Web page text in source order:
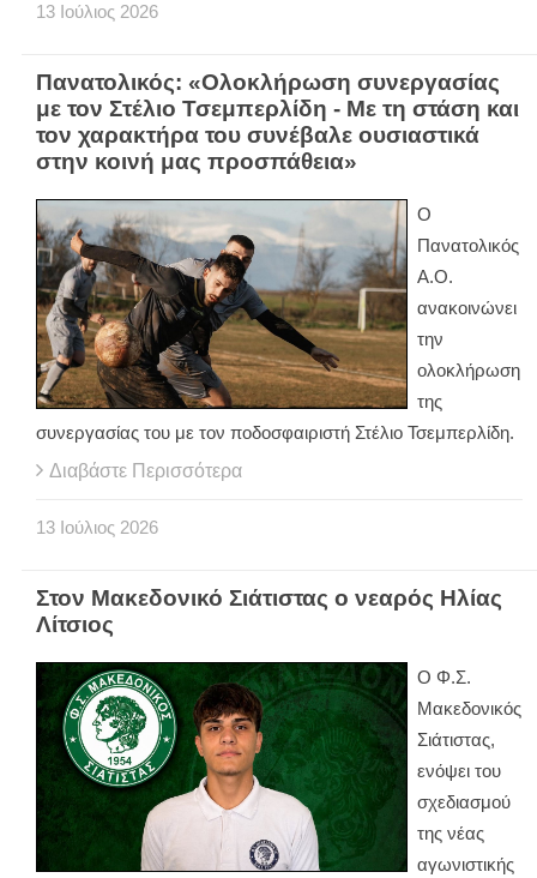
13 Ιούλιος 2026
Πανατολικός: «Ολοκλήρωση συνεργασίας
με τον Στέλιο Τσεμπερλίδη - Με τη στάση και
τον χαρακτήρα του συνέβαλε ουσιαστικά
στην κοινή μας προσπάθεια»
Ο
Πανατολικός
Α.Ο.
ανακοινώνει
την
ολοκλήρωση
της
συνεργασίας του με τον ποδοσφαιριστή Στέλιο Τσεμπερλίδη.
Διαβάστε Περισσότερα
13 Ιούλιος 2026
Στον Μακεδονικό Σιάτιστας ο νεαρός Ηλίας
Λίτσιος
Ο Φ.Σ.
Μακεδονικός
Σιάτιστας,
ενόψει του
σχεδιασμού
της νέας
αγωνιστικής